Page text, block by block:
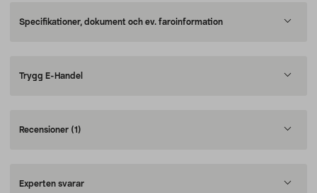
Specifikationer, dokument och ev. faroinformation
Trygg E-Handel
Recensioner (1)
Experten svarar